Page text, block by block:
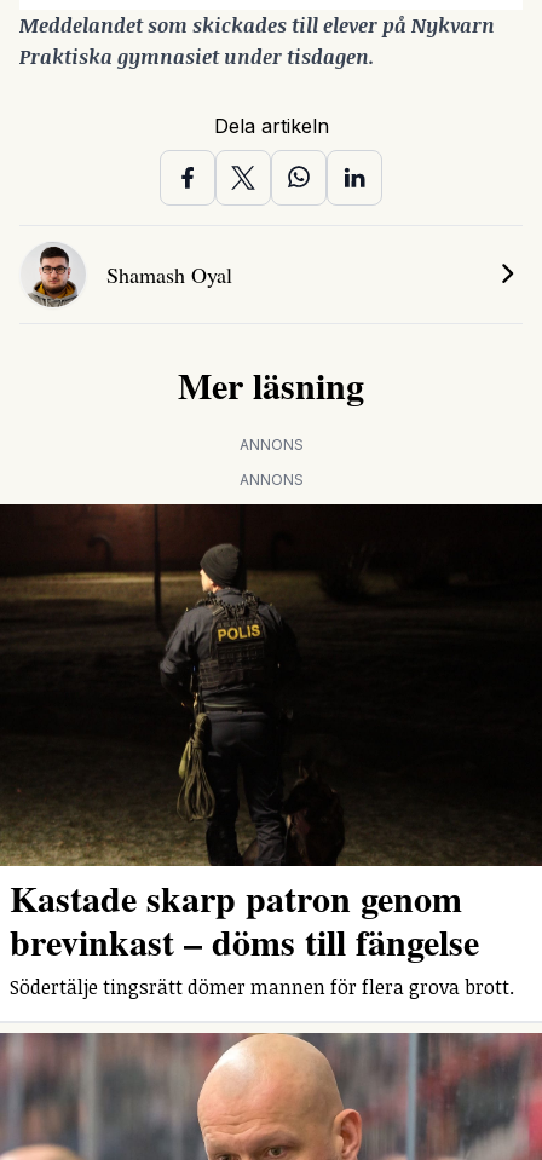
Meddelandet som skickades till elever på Nykvarn
Praktiska gymnasiet under tisdagen.
Dela artikeln
Shamash Oyal
Mer läsning
ANNONS
ANNONS
Kastade skarp patron genom
brevinkast – döms till fängelse
Södertälje tingsrätt dömer mannen för flera grova brott.